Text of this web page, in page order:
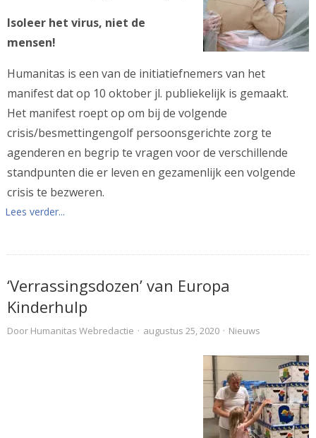
Isoleer het virus, niet de
mensen!
Humanitas is een van de initiatiefnemers van het
manifest dat op 10 oktober jl. publiekelijk is gemaakt.
Het manifest roept op om bij de volgende
crisis/besmettingengolf persoonsgerichte zorg te
agenderen en begrip te vragen voor de verschillende
standpunten die er leven en gezamenlijk een volgende
crisis te bezweren.
Lees verder...
‘Verrassingsdozen’ van Europa
Kinderhulp
Door Humanitas Webredactie · augustus 25, 2020 · Nieuws